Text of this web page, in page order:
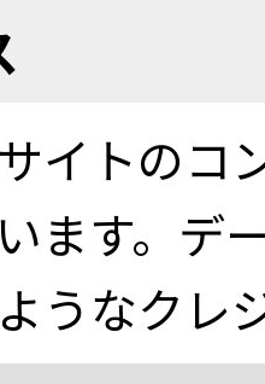
イトのコ
ます。デ
うなクレ